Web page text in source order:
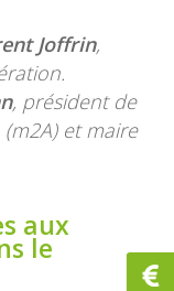
Joffrin,
, président de
et maire
aux
le